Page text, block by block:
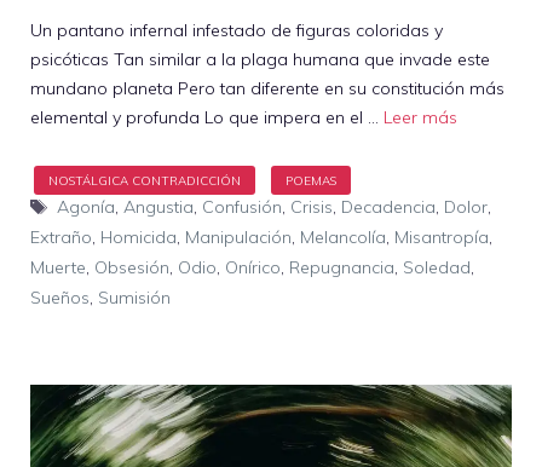
Un pantano infernal infestado de figuras coloridas y
psicóticas Tan similar a la plaga humana que invade este
mundano planeta Pero tan diferente en su constitución más
elemental y profunda Lo que impera en el … Leer más
Etiquetas
Agonía Angustia Confusión Crisis Decadencia Dolor,
Extraño Homicida Manipulación Melancolía Misantropía
Muerte Obsesión Odio Onírico Repugnancia Soledad
Sueños Sumisión